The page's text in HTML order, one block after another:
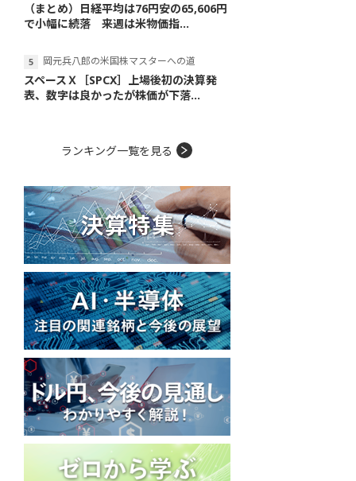
（まとめ）日経平均は76円安の65,606円
で小幅に続落 来週は米物価指...
岡元兵八郎の米国株マスターへの道
スペースＸ［SPCX］上場後初の決算発
表、数字は良かったが株価が下落...
ランキング一覧を見る